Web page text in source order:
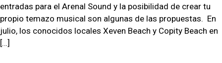
entradas para el Arenal Sound y la posibilidad de crear tu
propio temazo musical son algunas de las propuestas. En
julio, los conocidos locales Xeven Beach y Copity Beach en
[…]